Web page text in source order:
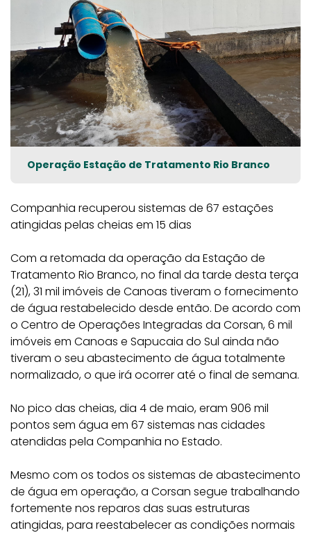
Operação Estação de Tratamento Rio Branco
Companhia recuperou sistemas de 67 estações
atingidas pelas cheias em 15 dias
Com a retomada da operação da Estação de
Tratamento Rio Branco, no final da tarde desta terça
(21), 31 mil imóveis de Canoas tiveram o fornecimento
de água restabelecido desde então. De acordo com
o Centro de Operações Integradas da Corsan, 6 mil
imóveis em Canoas e Sapucaia do Sul ainda não
tiveram o seu abastecimento de água totalmente
normalizado, o que irá ocorrer até o final de semana.
No pico das cheias, dia 4 de maio, eram 906 mil
pontos sem água em 67 sistemas nas cidades
atendidas pela Companhia no Estado.
Mesmo com os todos os sistemas de abastecimento
de água em operação, a Corsan segue trabalhando
fortemente nos reparos das suas estruturas
atingidas, para reestabelecer as condições normais